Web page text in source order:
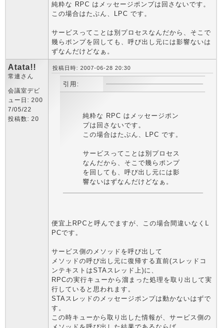
純粋な RPC はメッセージポンプは回さないです。
この場合はたぶん、LPC です。
サービスってことは別プロセスなんだから、そこで
幾らポンプを回しても、呼び出し元には影響ないは
ずなんだけどなぁ。
Atata!!
常連さん
会議室デビ
ュー日: 200
7/05/22
投稿数: 20
投稿日時: 2007-06-28 20:30
引用:
純粋な RPC はメッセージポン
プは回さないです。
この場合はたぶん、LPC です。
サービスってことは別プロセス
なんだから、そこで幾らポンプ
を回しても、呼び出し元には影
響ないはずなんだけどなぁ。
便宜上RPCと呼んでますが、この場合間違いなくL
PCです。
サービス側のメソッドを呼び出して
メソッドの呼び出し元に復帰する直前(スレッドコ
ンテキストはSTAスレッド上)に、
RPCの実行キューから溜まった処理を取り出して実
行していると思われます。
STAスレッドのメッセージポンプは動かないはずで
す。
この時キューから取り出した情報が、サービス側の